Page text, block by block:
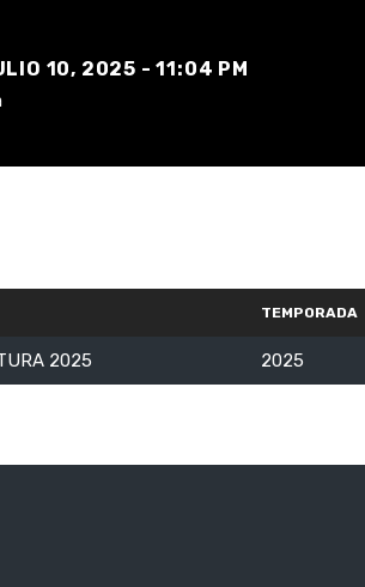
10, 2025 - 11:04 PM
TEMPORADA
2025 2025